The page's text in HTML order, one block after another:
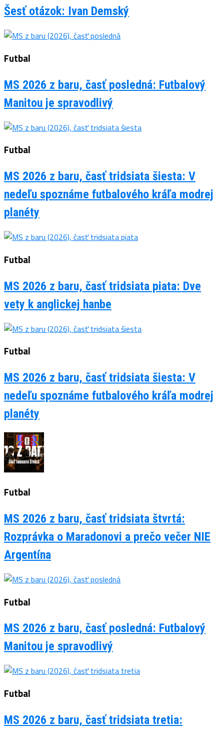
Šesť otázok: Ivan Demský
Futbal
MS 2026 z baru, časť posledná: Futbalový
Manitou je spravodlivý
Futbal
MS 2026 z baru, časť tridsiata šiesta: V
nedeľu spoznáme futbalového kráľa modrej
planéty
Futbal
MS 2026 z baru, časť tridsiata piata: Dve
vety k anglickej hanbe
Futbal
MS 2026 z baru, časť tridsiata šiesta: V
nedeľu spoznáme futbalového kráľa modrej
planéty
Futbal
MS 2026 z baru, časť tridsiata štvrtá:
Rozprávka o Maradonovi a prečo večer NIE
Argentína
Futbal
MS 2026 z baru, časť posledná: Futbalový
Manitou je spravodlivý
Futbal
MS 2026 z baru, časť tridsiata tretia: